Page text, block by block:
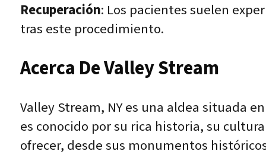
Recuperación: Los pacientes suelen
tras este procedimiento.
Acerca De Valley Stream
Valley Stream, NY es una aldea situada
es conocido por su rica historia, su
ofrecer, desde sus monumentos